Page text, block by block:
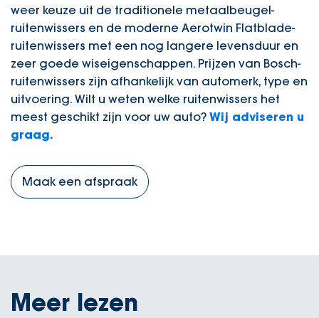
weer keuze uit de traditionele metaalbeugel-
ruitenwissers en de moderne Aerotwin Flatblade-
ruitenwissers met een nog langere levensduur en
zeer goede wiseigenschappen. Prijzen van Bosch-
ruitenwissers zijn afhankelijk van automerk, type en
uitvoering. Wilt u weten welke ruitenwissers het
meest geschikt zijn voor uw auto? Wij adviseren u
graag.
Maak een afspraak
Meer lezen